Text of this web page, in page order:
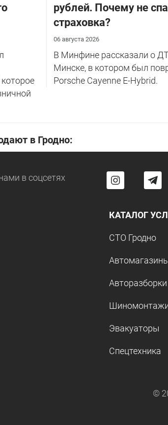
рублей. Почему не
страховка?
06 августа 2026
В Минфине рассказали о
Минске, в котором был
Porsche Cayenne E-Hybrid.
в Гродно:
в соцсетях
КАТАЛОГ
СТО Гродно
Авторазборки
Эвакуаторы
Спецтехника
©